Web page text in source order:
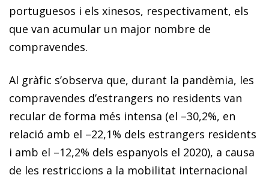
portuguesos i els xinesos, respectivament, els
que van acumular un major nombre de
compravendes.
Al gràfic s’observa que, durant la pandèmia, les
compravendes d’estrangers no residents van
recular de forma més intensa (el –30,2%, en
relació amb el –22,1% dels estrangers residents
i amb el –12,2% dels espanyols el 2020), a causa
de les restriccions a la mobilitat internacional